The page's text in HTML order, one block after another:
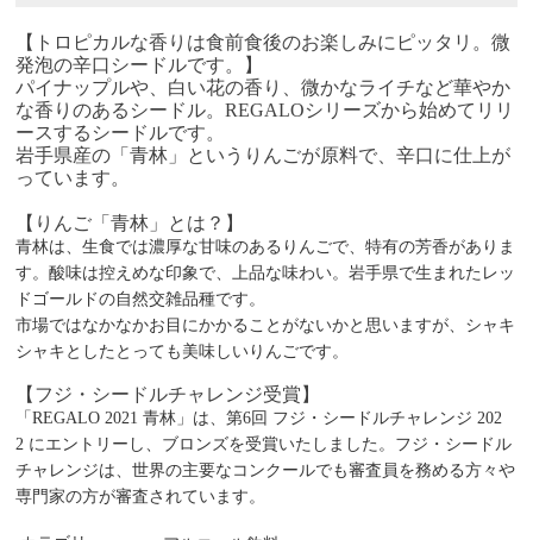
【トロピカルな香りは食前食後のお楽しみにピッタリ。微
発泡の辛口シードルです。】
パイナップルや、白い花の香り、微かなライチなど華やか
な香りのあるシードル。REGALOシリーズから始めてリリ
ースするシードルです。
岩手県産の「青林」というりんごが原料で、辛口に仕上が
っています。
【りんご「青林」とは？】
青林は、生食では濃厚な甘味のあるりんごで、特有の芳香がありま
す。酸味は控えめな印象で、上品な味わい。岩手県で生まれたレッ
ドゴールドの自然交雑品種です。
市場ではなかなかお目にかかることがないかと思いますが、シャキ
シャキとしたとっても美味しいりんごです。
【フジ・シードルチャレンジ受賞】
「REGALO 2021 青林」は、第6回 フジ・シードルチャレンジ 202
2 にエントリーし、ブロンズを受賞いたしました。フジ・シードル
チャレンジは、世界の主要なコンクールでも審査員を務める方々や
専門家の方が審査されています。